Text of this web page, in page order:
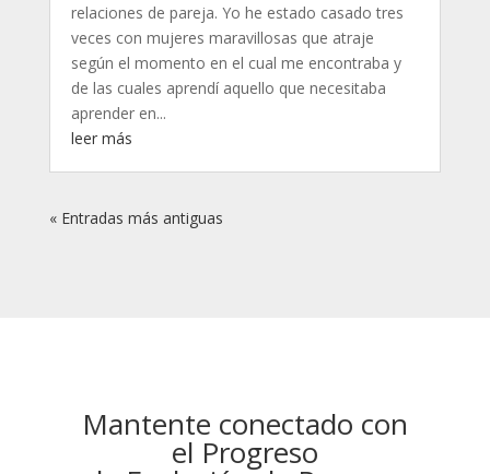
relaciones de pareja. Yo he estado casado tres
veces con mujeres maravillosas que atraje
según el momento en el cual me encontraba y
de las cuales aprendí aquello que necesitaba
aprender en...
leer más
« Entradas más antiguas
Mantente conectado con
el Progreso